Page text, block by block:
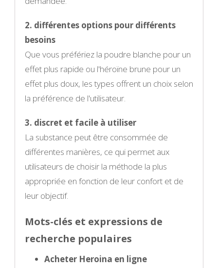
2. différentes options pour différents
besoins
Que vous préfériez la poudre blanche pour un
effet plus rapide ou l'héroïne brune pour un
effet plus doux, les types offrent un choix selon
la préférence de l'utilisateur.
3. discret et facile à utiliser
La substance peut être consommée de
différentes manières, ce qui permet aux
utilisateurs de choisir la méthode la plus
appropriée en fonction de leur confort et de
leur objectif.
Mots-clés et expressions de
recherche populaires
Acheter Heroina en ligne